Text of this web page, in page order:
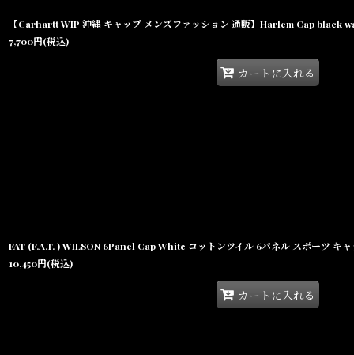
【Carhartt WIP 沖縄 キャップ メンズファッション 通販】Harlem Cap black
7,700円(税込)
カートに入れる
FAT (F.A.T. ) WILSON 6Panel Cap White コットンツイル 6パネル スポーツ キャ
10,450円(税込)
カートに入れる